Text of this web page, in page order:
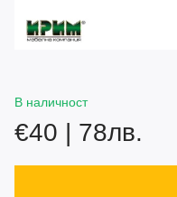
В наличност
€40 | 78лв.